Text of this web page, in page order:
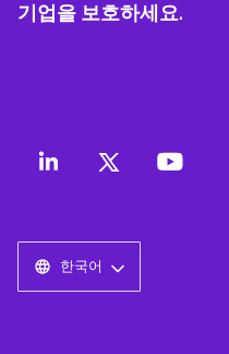
기업을 보호하세요.
한국어